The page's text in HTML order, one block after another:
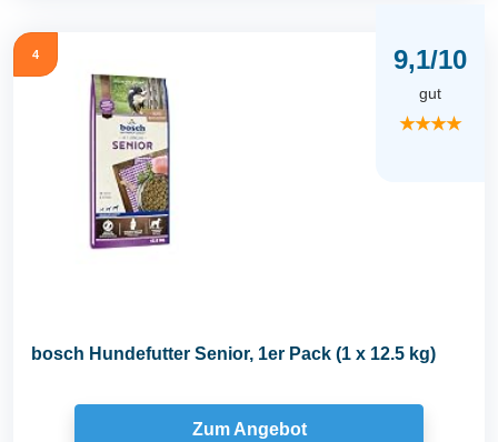
4 9,1/10
gut
★★★★
bosch Hundefutter Senior, 1er Pack (1 x 12.5 kg)
Zum Angebot